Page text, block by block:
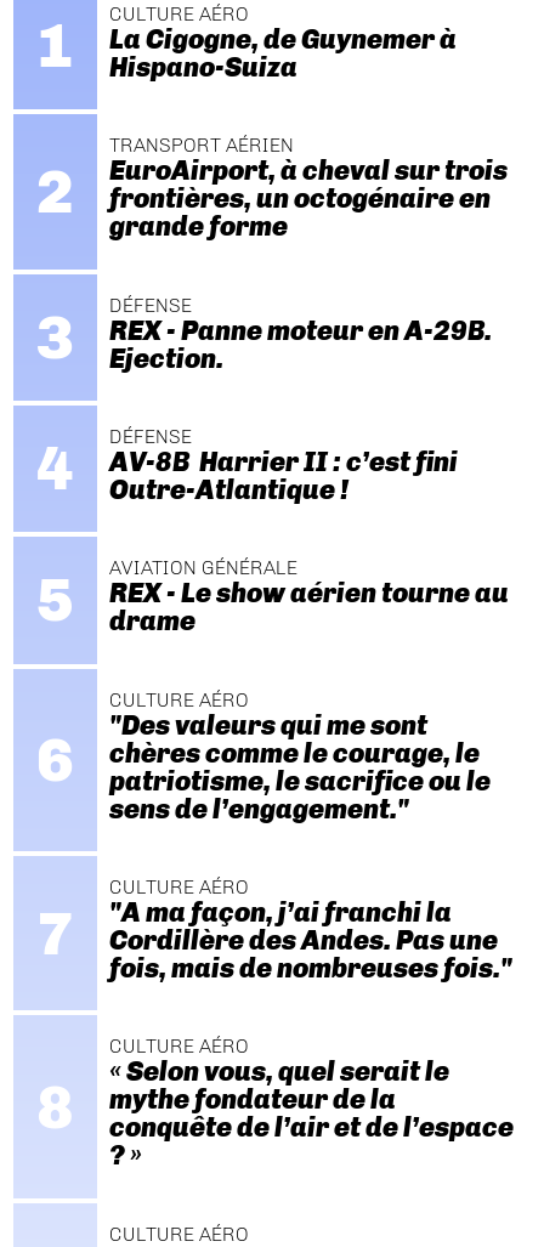
CULTURE AÉRO
La Cigogne, de Guynemer à
Hispano-Suiza
TRANSPORT AÉRIEN
EuroAirport, à cheval sur trois
frontières, un octogénaire en
grande forme
DÉFENSE
REX - Panne moteur en A-29B.
Ejection.
DÉFENSE
AV-8B Harrier II : c’est fini
Outre-Atlantique !
AVIATION GÉNÉRALE
REX - Le show aérien tourne au
drame
CULTURE AÉRO
"Des valeurs qui me sont
chères comme le courage, le
patriotisme, le sacrifice ou le
sens de l’engagement."
CULTURE AÉRO
"A ma façon, j’ai franchi la
Cordillère des Andes. Pas une
fois, mais de nombreuses fois."
CULTURE AÉRO
« Selon vous, quel serait le
mythe fondateur de la
conquête de l’air et de l’espace
? »
CULTURE AÉRO